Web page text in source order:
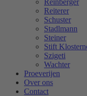
Reinberger
Reiterer
Schuster
Stadlmann
Steiner
Stift
Szigeti
Wachter
Proeverijen
Over ons
Contact